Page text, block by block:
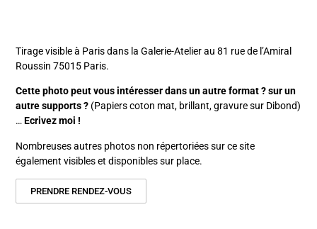
Tirage visible à Paris dans la Galerie-Atelier au 81 rue de l’Amiral
Roussin 75015 Paris.
Cette photo peut vous intéresser dans un autre format ? sur un
autre supports ? (Papiers coton mat, brillant, gravure sur Dibond)
…Ecrivez moi !
Nombreuses autres photos non répertoriées sur ce site
également visibles et disponibles sur place.
PRENDRE RENDEZ-VOUS